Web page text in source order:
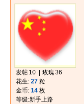
发帖 10 玫瑰36
花生: 27粒
金币: 14枚
等级:新手上路